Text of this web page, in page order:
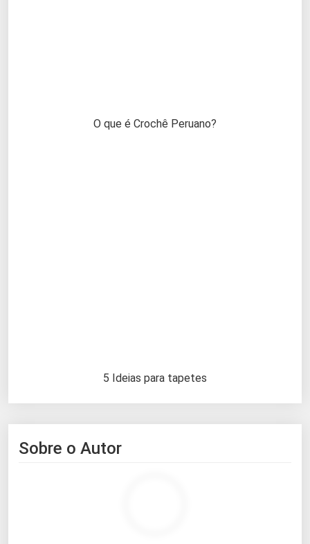
O que é Crochê Peruano?
5 Ideias para tapetes
Sobre o Autor